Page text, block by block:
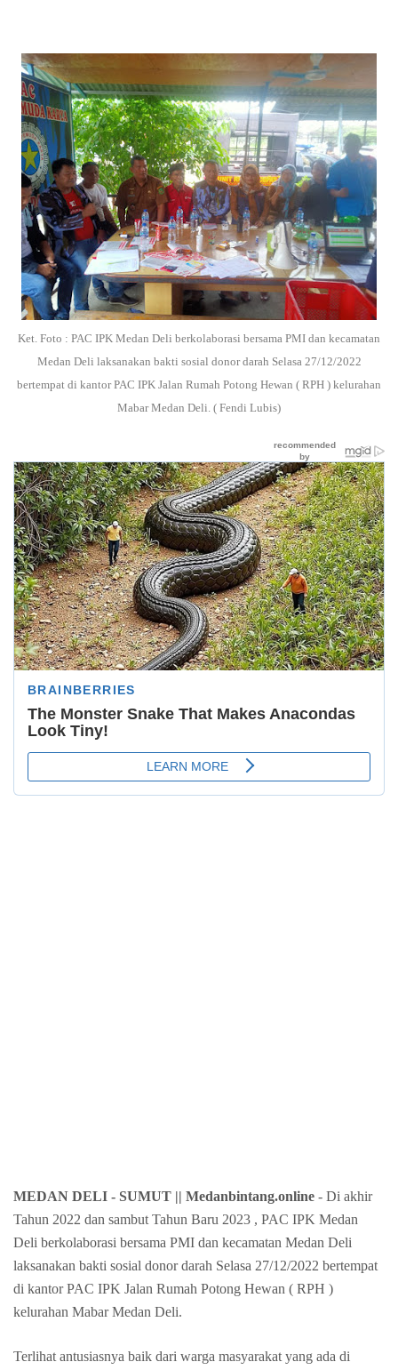
Ket. Foto : PAC IPK Medan Deli berkolaborasi bersama PMI dan kecamatan
Medan Deli laksanakan bakti sosial donor darah Selasa 27/12/2022
bertempat di kantor PAC IPK Jalan Rumah Potong Hewan ( RPH ) kelurahan
Mabar Medan Deli. ( Fendi Lubis)
MEDAN DELI - SUMUT || Medanbintang.online - Di akhir
Tahun 2022 dan sambut Tahun Baru 2023 , PAC IPK Medan
Deli berkolaborasi bersama PMI dan kecamatan Medan Deli
laksanakan bakti sosial donor darah Selasa 27/12/2022 bertempat
di kantor PAC IPK Jalan Rumah Potong Hewan ( RPH )
kelurahan Mabar Medan Deli.
Terlihat antusiasnya baik dari warga masyarakat yang ada di